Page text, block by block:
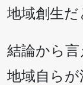
地域創生だ
結論から言
地域自らが